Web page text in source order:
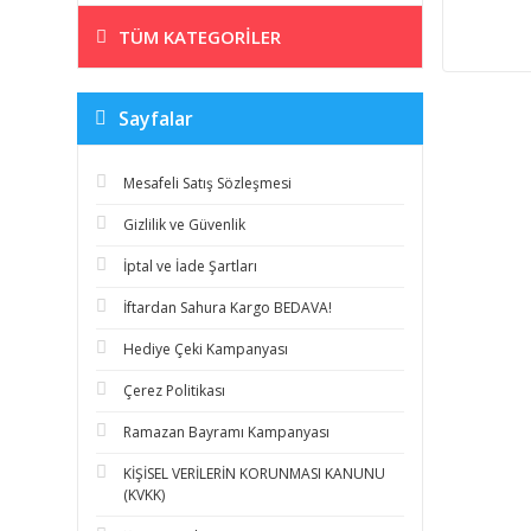
TÜM KATEGORILER
Sayfalar
Mesafeli Satış Sözleşmesi
Gizlilik ve Güvenlik
İptal ve İade Şartları
İftardan Sahura Kargo BEDAVA!
Hediye Çeki Kampanyası
Çerez Politikası
Ramazan Bayramı Kampanyası
KİŞİSEL VERİLERİN KORUNMASI KANUNU
(KVKK)